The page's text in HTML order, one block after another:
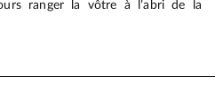
ranger la vôtre à l’abri de la